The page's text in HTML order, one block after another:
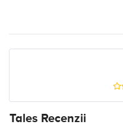
Tales Recenzii